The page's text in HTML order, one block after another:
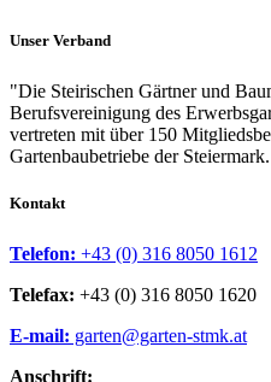
Unser Verband
"Die Steirischen Gärtner und
Berufsvereinigung des
vertreten mit über 150
Gartenbaubetriebe der Steiermark.
Kontakt
Telefon: +43 (0) 316 8050 1612
Telefax: +43 (0) 316 8050 1620
E-mail: garten@garten-stmk.at
Anschrift: